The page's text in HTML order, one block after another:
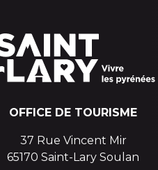
OFFICE DE TOURISME
37 Rue Vincent Mir
65170 Saint-Lary Soulan